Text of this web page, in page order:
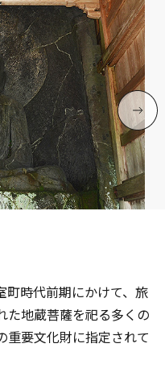
町時代前期にかけて、旅
た地蔵菩薩を祀る多くの
重要文化財に指定されて